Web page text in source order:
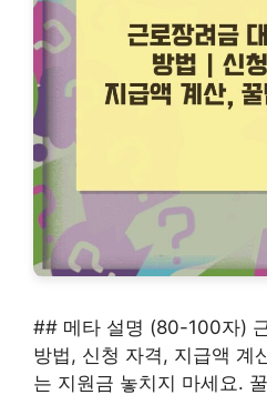
## 메타 설명 (80-100자)
방법, 신청 자격, 지급액 계
는 지원금 놓치지 마세요.